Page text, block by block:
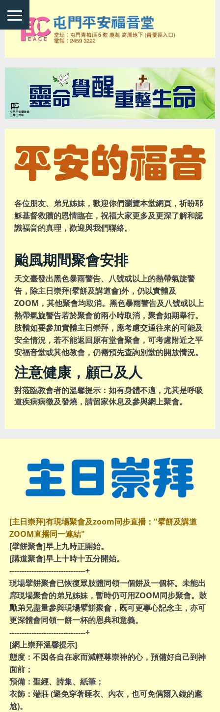
各位朋友、弟兄姊妹，歡迎你們瀏覽本堂網頁，祈盼耶
穌基督救贖的恩情臨在，祝福大家更多及更深了解和認
識福音的真理，歡迎與我們聯絡。
颱風期間聚會安排
天文臺發出黑色暴雨警告、八號或以上的熱帶氣旋警
告，除主日崇拜(擘餅及講道會)外，仍以實體及
ZOOM，其他聚會均取消。黑色暴雨警告及八號或以上
熱帶氣旋警告若於聚會前兩小時取消，聚會如期舉行。
肢體如要參加實體主日崇拜，應考慮交通往來的可能及
安全情況，若不能返回原有堂會聚會，可考慮附近之平
安福音堂或其他教會，仍需預先查詢別堂的開放情況。
注意健康，顧己及人
對蒞臨教會者的溫馨提示：如有身體不適，尤其是呼吸
道疾病病徵及發燒，請留家休息及參與網上聚會。
[主日崇拜]有現場聚會及zoom同步直播："擘餅及講道
ZOOM直播同一連結"
[擘餅聚會]早上九時正開始。
[講道聚會]早上十時十五分開始。
-------------------------------+
現場擘餅聚會已恢復眾肢體同領一個餅及一個杯。未能出
席現場聚會的弟兄姊妹，暫時仍可用ZOOM同步聚會。鼓
勵弟兄盡量參與現場擘餅聚會，既可更專心記念主，亦可
更深體會同領一餅一杯的恩典和意義。
-------------------------------+
[網上崇拜溫馨提示]
態度 ：不因各自在家而減輕尊崇神的心，預備好自己到神
面前；
預備 ：聖經、詩集、紙筆；
衣飾 ：端莊 (避免穿著睡衣、內衣，也可免偶爾入鏡的尷
尬)。